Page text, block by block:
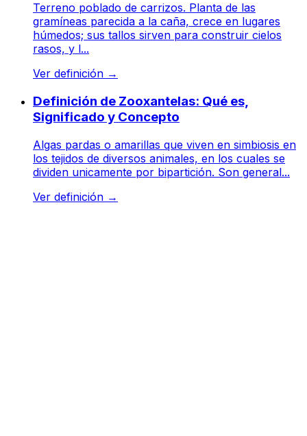
Terreno poblado de carrizos. Planta de las
gramíneas parecida a la caña, crece en lugares
húmedos; sus tallos sirven para construir cielos
rasos, y l...
Ver definición →
Definición de Zooxantelas: Qué es,
Significado y Concepto
Algas pardas o amarillas que viven en simbiosis en
los tejidos de diversos animales, en los cuales se
dividen unicamente por bipartición. Son general...
Ver definición →